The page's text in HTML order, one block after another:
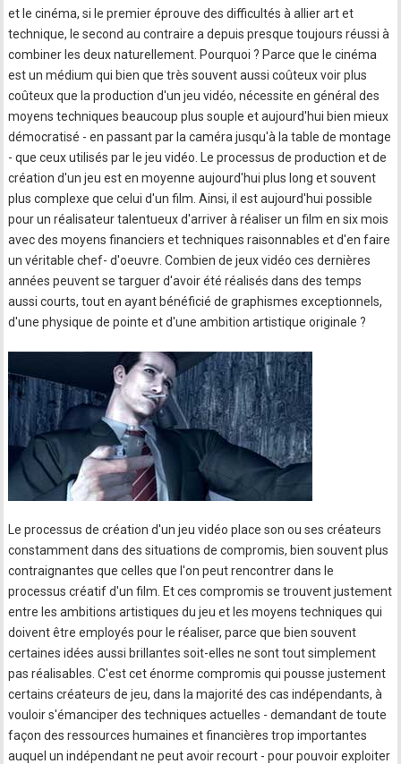
et le cinéma, si le premier éprouve des difficultés à allier art et
technique, le second au contraire a depuis presque toujours réussi à
combiner les deux naturellement. Pourquoi ? Parce que le cinéma
est un médium qui bien que très souvent aussi coûteux voir plus
coûteux que la production d'un jeu vidéo, nécessite en général des
moyens techniques beaucoup plus souple et aujourd'hui bien mieux
démocratisé - en passant par la caméra jusqu'à la table de montage
- que ceux utilisés par le jeu vidéo. Le processus de production et de
création d'un jeu est en moyenne aujourd'hui plus long et souvent
plus complexe que celui d'un film. Ainsi, il est aujourd'hui possible
pour un réalisateur talentueux d'arriver à réaliser un film en six mois
avec des moyens financiers et techniques raisonnables et d'en faire
un véritable chef- d'oeuvre. Combien de jeux vidéo ces dernières
années peuvent se targuer d'avoir été réalisés dans des temps
aussi courts, tout en ayant bénéficié de graphismes exceptionnels,
d'une physique de pointe et d'une ambition artistique originale ?
Le processus de création d'un jeu vidéo place son ou ses créateurs
constamment dans des situations de compromis, bien souvent plus
contraignantes que celles que l'on peut rencontrer dans le
processus créatif d'un film. Et ces compromis se trouvent justement
entre les ambitions artistiques du jeu et les moyens techniques qui
doivent être employés pour le réaliser, parce que bien souvent
certaines idées aussi brillantes soit-elles ne sont tout simplement
pas réalisables. C'est cet énorme compromis qui pousse justement
certains créateurs de jeu, dans la majorité des cas indépendants, à
vouloir s'émanciper des techniques actuelles - demandant de toute
façon des ressources humaines et financières trop importantes
auquel un indépendant ne peut avoir recourt - pour pouvoir exploiter